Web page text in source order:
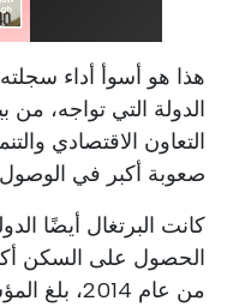
هذا هو أسوأ أداء
التعاون الاقتصادي
صعوبة أكبر في
كانت البرتغال أيضًا
الحصول على السكن